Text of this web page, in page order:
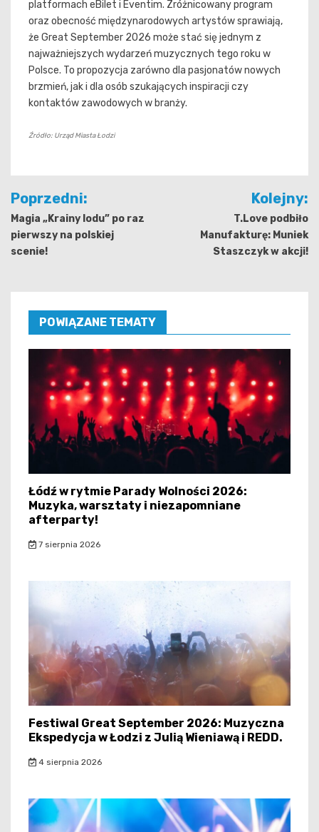
platformach eBilet i Eventim. Zróżnicowany program
oraz obecność międzynarodowych artystów sprawiają,
że Great September 2026 może stać się jednym z
najważniejszych wydarzeń muzycznych tego roku w
Polsce. To propozycja zarówno dla pasjonatów nowych
brzmień, jak i dla osób szukających inspiracji czy
kontaktów zawodowych w branży.
Źródło: Urząd Miasta Łodzi
Nawigacja
wpisu
Poprzedni:
Magia „Krainy lodu” po raz
pierwszy na polskiej
scenie!
Kolejny:
T.Love podbiło
Manufakturę: Muniek
Staszczyk w akcji!
POWIĄZANE TEMATY
Łódź w rytmie Parady Wolności 2026:
Muzyka, warsztaty i niezapomniane
afterparty!
7 sierpnia 2026
Festiwal Great September 2026: Muzyczna
Ekspedycja w Łodzi z Julią Wieniawą i REDD.
4 sierpnia 2026